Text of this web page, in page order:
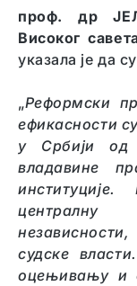
проф. др
Високог
указала је да
„Реформски
ефикасности
у Србији од
владавине
судске
оцењивању и